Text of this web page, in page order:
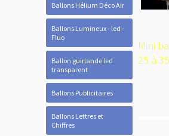
Ballons Hélium Déco Air
Ballons Lumineux - led -
Fluo
Ballon guirlande led
transparent
Ballons Publicitaires
Ballons Lettres et
Chiffres
Mini
25 à